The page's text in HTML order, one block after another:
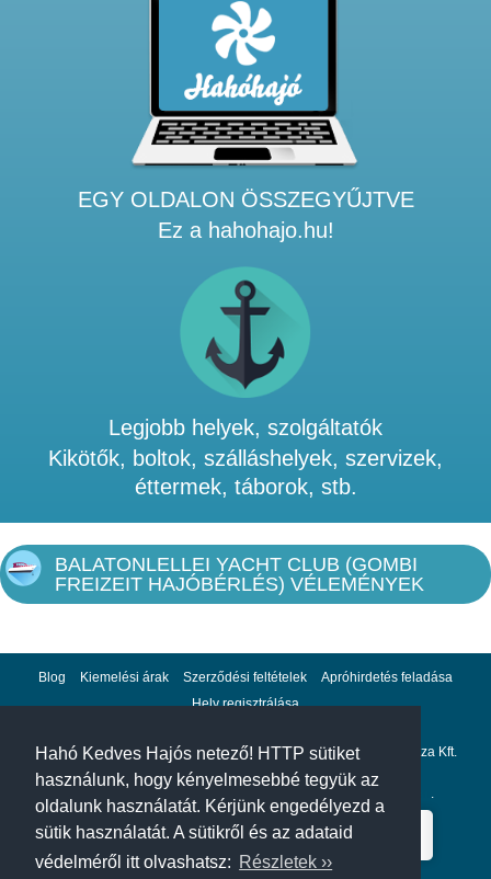
Hahó Kedves Hajós netező! HTTP sütiket
használunk, hogy kényelmesebbé tegyük az
oldalunk használatát. Kérjünk engedélyezd a
sütik használatát. A sütikről és az adataid
védelméről itt olvashatsz: Részletek ››
EGY OLDALON ÖSSZEGYŰJTVE
Ez a hahohajo.hu!
Legjobb helyek, szolgáltatók
Kikötők, boltok, szálláshelyek, szervizek,
éttermek, táborok, stb.
BALATONLELLEI YACHT CLUB (GOMBI
FREIZEIT HAJÓBÉRLÉS) VÉLEMÉNYEK
Blog Kiemelési árak Szerződési feltételek
Apróhirdetés feladása
Hely regisztrálása
Adatvédelem Impresszum A hahohajo.hu kiadója a GlobalPlaza Kft.
A hahohajo.hu online bankkártyás fizetési partnere az .